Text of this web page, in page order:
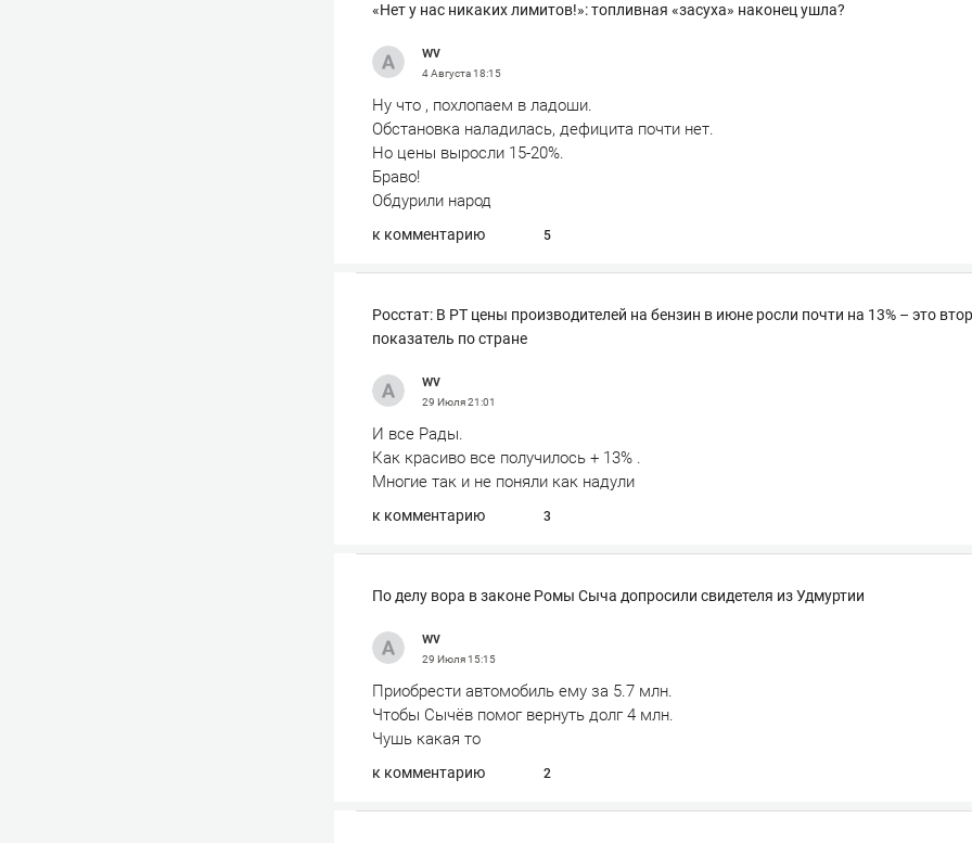
«Нет у нас никаких лимитов!»: топливная «засуха» наконец ушла?
wv
4 Августа18:15
Ну что , похлопаем в ладоши.
Обстановка наладилась, дефицита почти нет.
Но цены выросли 15-20%.
Браво!
Обдурили народ
к комментарию 5
Росстат: В РТ цены производителей на бензин в июне росли почти на 13% – это
показатель по стране
wv
29 Июля21:01
И все Рады.
Как красиво все получилось + 13% .
Многие так и не поняли как надули
к комментарию 3
По делу вора в законе Ромы Сыча допросили свидетеля из Удмуртии
wv
29 Июля15:15
Приобрести автомобиль ему за 5.7 млн.
Чтобы Сычёв помог вернуть долг 4 млн.
Чушь какая то
к комментарию 2